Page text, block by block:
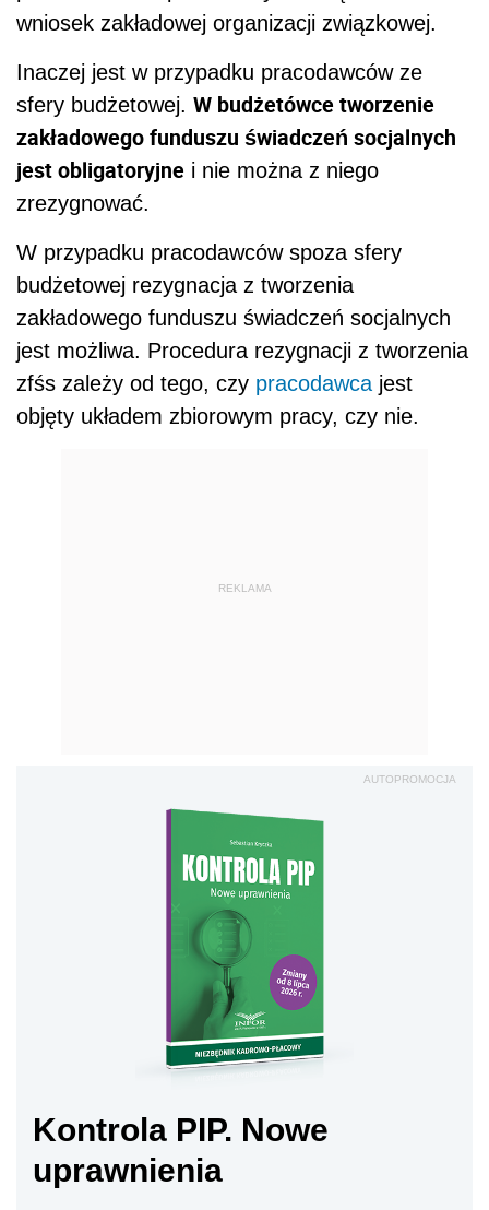
wniosek zakładowej organizacji związkowej.
Inaczej jest w przypadku pracodawców ze
sfery budżetowej. W budżetówce tworzenie
zakładowego funduszu świadczeń socjalnych
jest obligatoryjne i nie można z niego
zrezygnować.
W przypadku pracodawców spoza sfery
budżetowej rezygnacja z tworzenia
zakładowego funduszu świadczeń socjalnych
jest możliwa. Procedura rezygnacji z tworzenia
zfśs zależy od tego, czy pracodawca jest
objęty układem zbiorowym pracy, czy nie.
REKLAMA
AUTOPROMOCJA
Kontrola PIP. Nowe
uprawnienia